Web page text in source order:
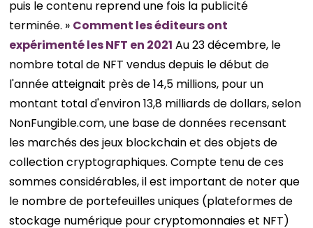
puis le contenu reprend une fois la publicité
terminée. » Comment les éditeurs ont
expérimenté les NFT en 2021 Au 23 décembre, le
nombre total de NFT vendus depuis le début de
l'année atteignait près de 14,5 millions, pour un
montant total d'environ 13,8 milliards de dollars, selon
NonFungible.com, une base de données recensant
les marchés des jeux blockchain et des objets de
collection cryptographiques. Compte tenu de ces
sommes considérables, il est important de noter que
le nombre de portefeuilles uniques (plateformes de
stockage numérique pour cryptomonnaies et NFT)